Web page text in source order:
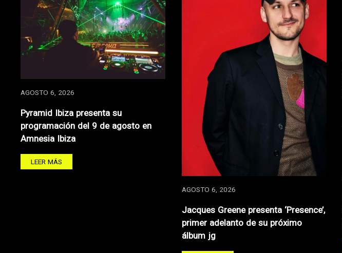
AGOSTO 6, 2026
Pyramid Ibiza presenta su
programación del 9 de agosto en
Amnesia Ibiza
LEER MÁS
AGOSTO 6, 2026
Jacques Greene presenta ‘Presence’,
primer adelanto de su próximo
álbum jg